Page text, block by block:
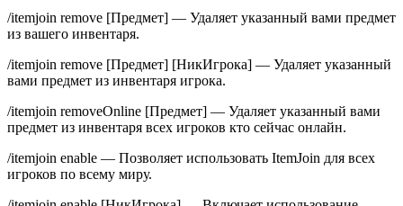
/itemjoin remove [Предмет] — Удаляет указанный вами предмет
из вашего инвентаря.
/itemjoin remove [Предмет] [НикИгрока] — Удаляет указанный
вами предмет из инвентаря игрока.
/itemjoin removeOnline [Предмет] — Удаляет указанный вами
предмет из инвентаря всех игроков кто сейчас онлайн.
/itemjoin enable — Позволяет использовать ItemJoin для всех
игроков по всему миру.